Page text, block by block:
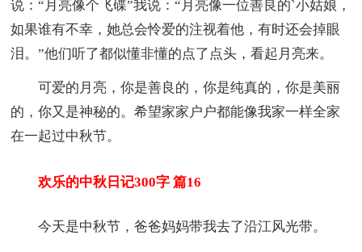
说：“月亮像个飞碟”我说：“月亮像一位善良的`小姑娘，
如果谁有不幸，她总会怜爱的注视着他，有时还会掉眼
泪。”他们听了都似懂非懂的点了点头，看起月亮来。
可爱的月亮，你是善良的，你是纯真的，你是美丽
的，你又是神秘的。希望家家户户都能像我家一样全家
在一起过中秋节。
欢乐的中秋日记300字 篇16
今天是中秋节，爸爸妈妈带我去了沿江风光带。